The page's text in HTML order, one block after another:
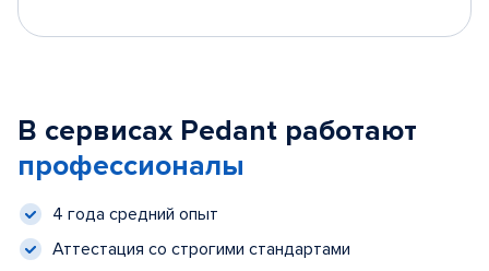
В сервисах Pedant работают
профессионалы
4 года средний опыт
Аттестация со строгими стандартами